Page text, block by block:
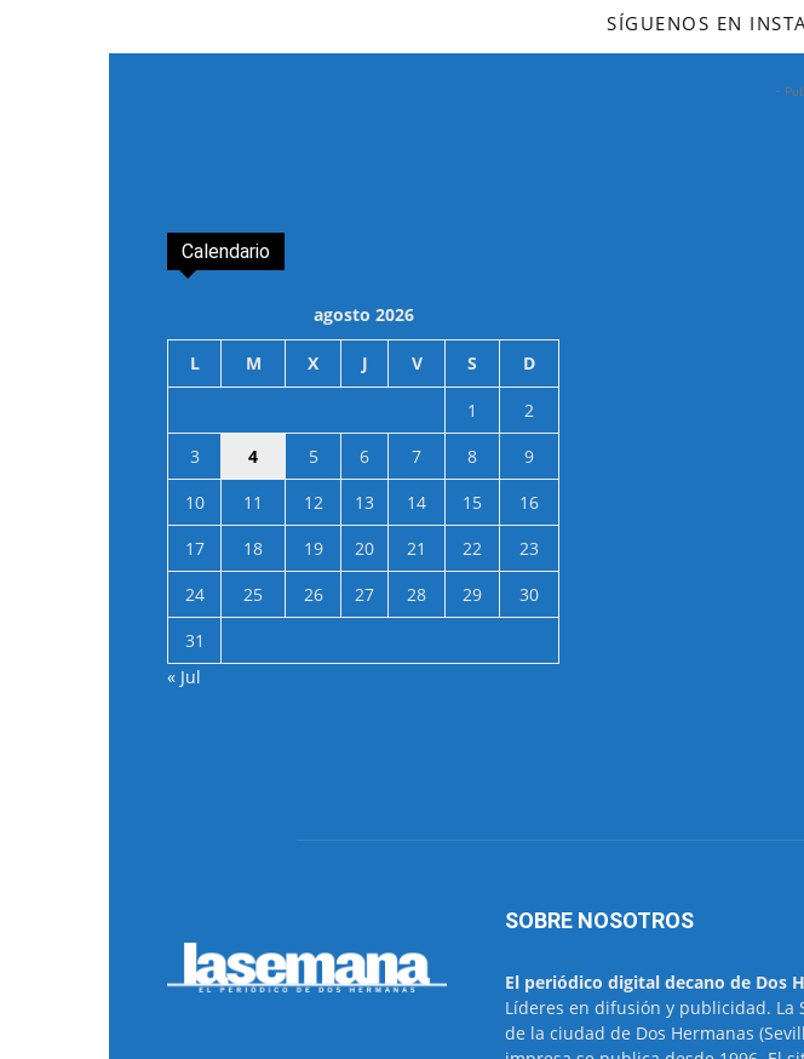
SÍGUENOS EN
-
Calendario
agosto 2026
L M X J V S D
1
2
3
4 5 6 7 8
9
10
11 12 13 14 15
16
17
18 19 20 21 22
23
24
25 26 27 28 29
30
31
« Jul
SOBRE NOSOTROS
El periódico digital decano de Dos
Líderes en difusión y publicidad. La
de la ciudad de Dos Hermanas